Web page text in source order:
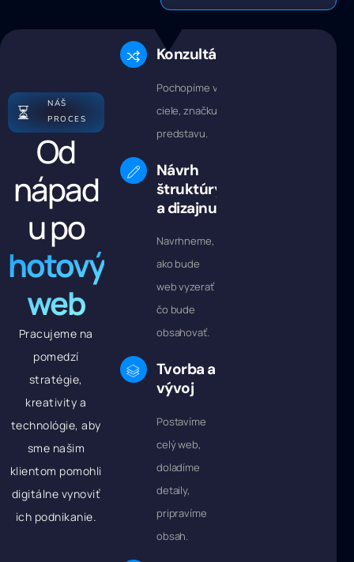
⏳
NÁŠ
PROCES
Od
nápad
u po
hotový
web
Pracujeme na
pomedzí
stratégie,
kreativity a
technológie, aby
sme našim
klientom pomohli
digitálne vynoviť
ich podnikanie.
Konzultácia
Pochopíme vaše
ciele, značku a
predstavu.
Návrh
štruktúry
a dizajnu
Navrhneme,
ako bude
web vyzerať a
čo bude
obsahovať.
Tvorba a
vývoj
Postavíme
celý web,
doladíme
detaily,
pripravíme
obsah.